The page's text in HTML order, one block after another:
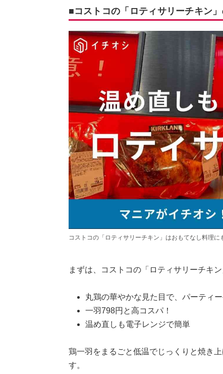
■コストコの「ロティサリーチキン
コストコの「ロティサリーチキン」はおもてなし料理
まずは、コストコの「ロティサリーチキ
丸鶏の華やかな見た目で、パーティ
一羽798円と高コスパ！
温め直しも電子レンジで簡単
鶏一羽をまるごと低温でじっくりと焼き
す。